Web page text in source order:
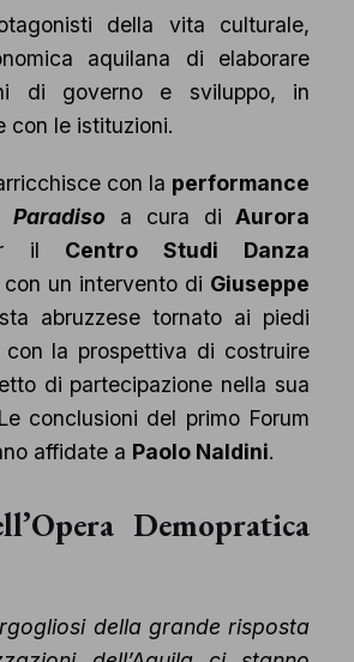
della vita culturale,
aquilana di elaborare
di governo e sviluppo, in
con le istituzioni.
con la performance
Paradiso a cura diAurora
il Centro Studi Danza
con un intervento di Giuseppe
abruzzese tornato ai piedi
con la prospettiva di costruire
di partecipazione nella sua
conclusioni del primo Forum
affidate a Paolo Naldini.
Demopratica
della grande risposta